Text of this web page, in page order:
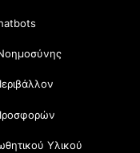
Υλικού